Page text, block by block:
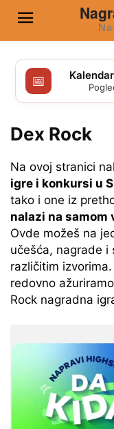
📅
Dex Rock
Na ovoj stranici
igre i konkursi u
tako i one iz
nalazi na
Ovde možeš na
učešća, nagrade
različitim
redovno
Rock nagradna